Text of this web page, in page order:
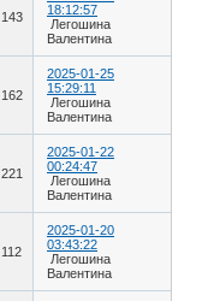
143
18:12:57
Легошина
Валентина
162
2025-01-25
15:29:11
Легошина
Валентина
221
2025-01-22
00:24:47
Легошина
Валентина
112
2025-01-20
03:43:22
Легошина
Валентина